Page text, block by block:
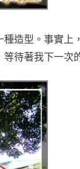
造型。事實
待著我下一次